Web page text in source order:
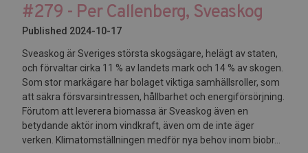
#279 - Per Callenberg, Sveaskog
Published 2024-10-17
Sveaskog är Sveriges största skogsägare, helägt av staten,
och förvaltar cirka 11 % av landets mark och 14 % av skogen.
Som stor markägare har bolaget viktiga samhällsroller, som
att säkra försvarsintressen, hållbarhet och energiförsörjning.
Förutom att leverera biomassa är Sveaskog även en
betydande aktör inom vindkraft, även om de inte äger
verken. Klimatomställningen medför nya behov inom biobr...